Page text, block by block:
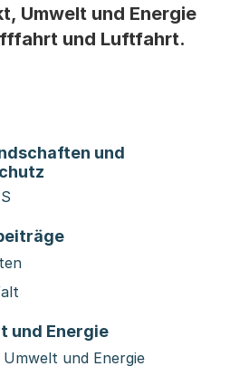
Umwelt und Energie
und Luftfahrt.
und
und Energie
und Energie